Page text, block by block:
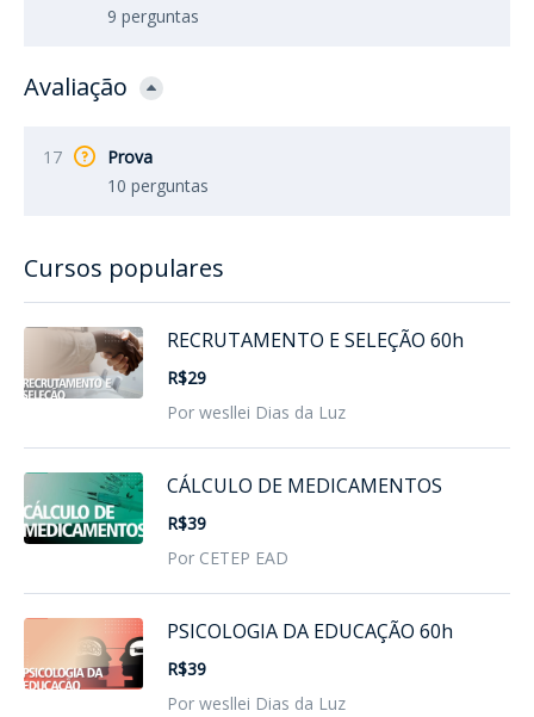
9 perguntas
Avaliação
17
Prova
10 perguntas
Cursos populares
RECRUTAMENTO E SELEÇÃO 60h
R$29
Por wesllei Dias da Luz
CÁLCULO DE MEDICAMENTOS
R$39
Por CETEP EAD
PSICOLOGIA DA EDUCAÇÃO 60h
R$39
Por wesllei Dias da Luz